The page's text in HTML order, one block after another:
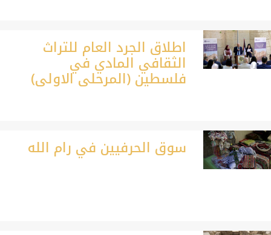
اطلاق الجرد العام للتراث
الثقافي المادي في
فلسطين (المرحلى الاولى)
سوق الحرفيين في رام الله